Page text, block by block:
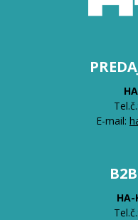
Tel.č.:
E-mail:
Tel.č.: